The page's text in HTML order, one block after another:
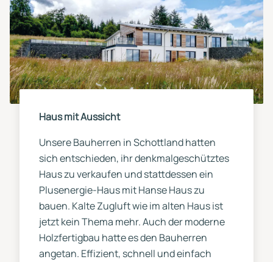
Haus mit Aussicht
Unsere Bauherren in Schottland hatten
sich entschieden, ihr denkmalgeschütztes
Haus zu verkaufen und stattdessen ein
Plusenergie-Haus mit Hanse Haus zu
bauen. Kalte Zugluft wie im alten Haus ist
jetzt kein Thema mehr. Auch der moderne
Holzfertigbau hatte es den Bauherren
angetan. Effizient, schnell und einfach